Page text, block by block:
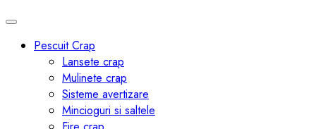
Toggle
navigationPescuit Crap
Lansete crap
Mulinete crap
Sisteme avertizare
Mincioguri si saltele